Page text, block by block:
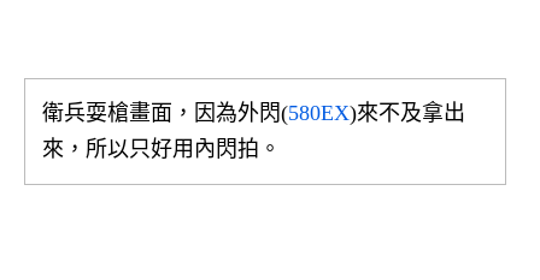
衛兵耍槍畫面，因為外閃(580EX)來不及拿出
來，所以只好用內閃拍。